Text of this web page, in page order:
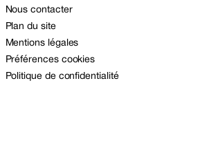
Nous contacter
Plan du site
Mentions légales
Préférences cookies
Politique de confidentialité